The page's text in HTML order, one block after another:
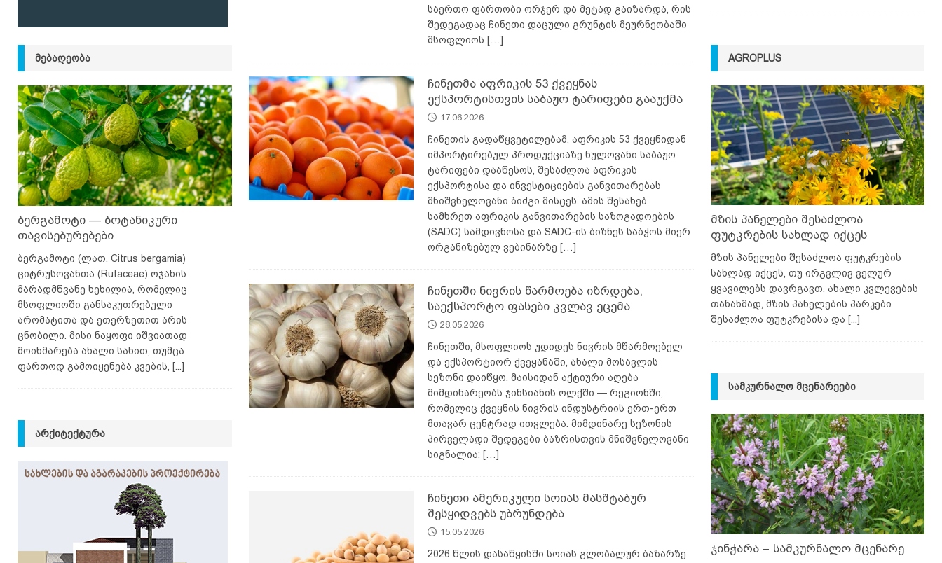
საერთო ფართობი ორჯერ და მეტად გაიზარდა, რის
შედეგადაც ჩინეთი დაცული გრუნტის მეურნეობაში
მსოფლიოს […]
ჩინეთმა აფრიკის 53 ქვეყნას
ექსპორტისთვის საბაჟო ტარიფები გააუქმა
17.06.2026
ჩინეთის გადაწყვეტილებამ, აფრიკის 53 ქვეყნიდან
იმპორტირებულ პროდუქციაზე ნულოვანი საბაჟო
ტარიფები დააწესოს, შესაძლოა აფრიკის
ექსპორტისა და ინვესტიციების განვითარებას
მნიშვნელოვანი ბიძგი მისცეს. ამის შესახებ
სამხრეთ აფრიკის განვითარების საზოგადოების
(SADC) სამდივნოსა და SADC-ის ბიზნეს საბჭოს მიერ
ორგანიზებულ ვებინარზე […]
ჩინეთში ნივრის წარმოება იზრდება,
საექსპორტო ფასები კვლავ ეცემა
28.05.2026
ჩინეთში, მსოფლიოს უდიდეს ნივრის მწარმოებელ
და ექსპორტიორ ქვეყანაში, ახალი მოსავლის
სეზონი დაიწყო. მაისიდან აქტიური აღება
მიმდინარეობს ჯინსიანის ოლქში — რეგიონში,
რომელიც ქვეყნის ნივრის ინდუსტრიის ერთ-ერთ
მთავარ ცენტრად ითვლება. მიმდინარე სეზონის
პირველადი შედეგები ბაზრისთვის მნიშვნელოვანი
სიგნალია: […]
ჩინეთი ამერიკული სოიას მასშტაბურ
შესყიდვებს უბრუნდება
15.05.2026
2026 წლის დასაწყისში სოიას გლობალურ ბაზარზე
ᲛᲔᲑᲐᲦᲔᲝᲑᲐ
ბერგამოტი — ბოტანიკური
თავისებურებები
ბერგამოტი (ლათ. Citrus bergamia)
ციტრუსოვანთა (Rutaceae) ოჯახის
მარადმწვანე ხეხილია, რომელიც
მსოფლიოში განსაკუთრებული
არომატითა და ეთერზეთით არის
ცნობილი. მისი ნაყოფი იშვიათად
მოიხმარება ახალი სახით, თუმცა
ფართოდ გამოიყენება კვების,
[...]
ᲐᲠᲥᲘᲢᲔᲥᲢᲣᲠᲐ
AGROPLUS
მზის პანელები შესაძლოა
ფუტკრების სახლად იქცეს
მზის პანელები შესაძლოა ფუტკრების
სახლად იქცეს, თუ ირგვლივ ველურ
ყვავილებს დავრგავთ. ახალი კვლევების
თანახმად, მზის პანელების პარკები
შესაძლოა ფუტკრებისა და [...]
ᲡᲐᲛᲙᲣᲠᲜᲐᲚᲝ ᲛᲪᲔᲜᲐᲠᲔᲔᲑᲘ
ჯინჭარა – სამკურნალო მცენარე